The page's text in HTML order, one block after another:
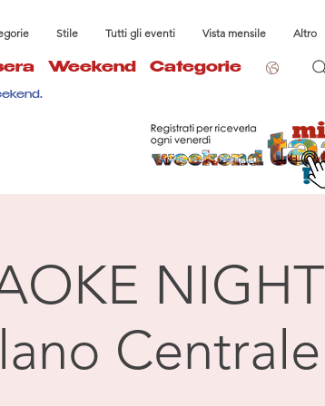
Stile Tutti gli eventi Vista mensile Altro
Weekend Categorie
NIGHT
Centrale